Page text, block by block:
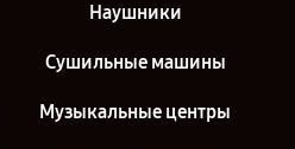
Наушники
Сушильные машины
Музыкальные центры